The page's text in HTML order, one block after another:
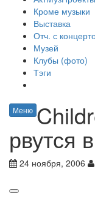
Кроме музыки
Выставка
Отч. с
Музей
Клубы (фото)
Тэги
Меню
рвутся
24 ноября, 2006